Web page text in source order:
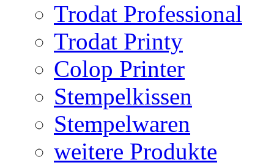
Trodat Professional
Trodat Printy
Colop Printer
Stempelkissen
Stempelwaren
weitere Produkte